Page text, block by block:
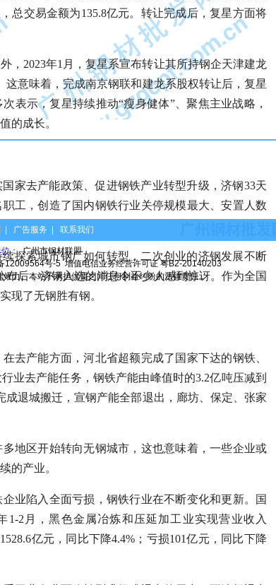
总交易金额为135.8亿元。转让完成后，复星方面将
，2023年1月，复星系宣布转让其所持钢企天津建龙
意味着，完成南京钢联和建龙系股权转让后，复星
表示，复星持续推动“瘦身健体”、聚焦主业战略，
的成长。
家去产能政策、促进钢铁产业转型升级，济钢33天
工，创造了国内钢铁行业关停规模最大、安置人数
探索城市钢厂如何转型，二次创业的济钢发展不断
布后，济钢入选的消息令不少人感到惊讶。作为全国
现了无钢胜有钢。
去产能方面，河北省超额完成了国家下达的钢铁、
业去产能任务，钢铁产能由峰值时的3.2亿吨压减到
成退城搬迁，宣钢产能全部退出，廊坊、保定、张家
地区开始转向无钢城市，这也意味着，一些企业或
的产业。
业陷入全面亏损，钢铁行业在不断变化和更新。国
1-2月，黑色金属冶炼和压延加工业实现营业收入
亿元，同比下降4.4%；亏损101亿元，同比下降
广告服务 联系我们
：广州市钢材联盟
12009564号-5 增值电信业务经营许可证 粤B2-20140203
力。本站不承担供需之间任何利益纠纷的法律责任。